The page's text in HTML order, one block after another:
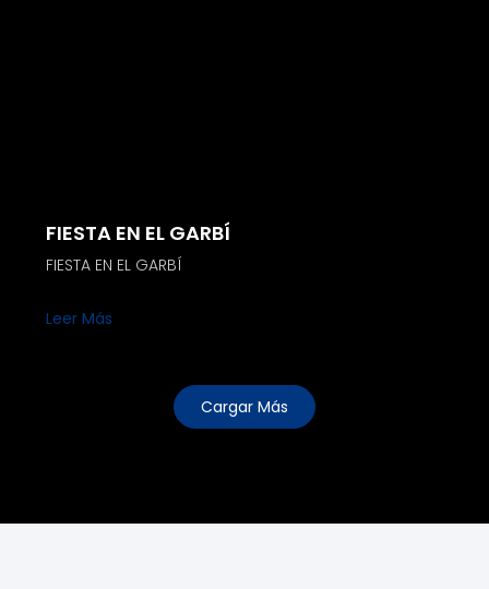
FIESTA EN EL GARBÍ
FIESTA EN EL GARBÍ
Leer Más
Cargar Más